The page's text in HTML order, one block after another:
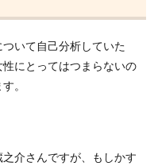
いて自己分析していた
にとってはつまらないの
。
介さんですが、もしかす